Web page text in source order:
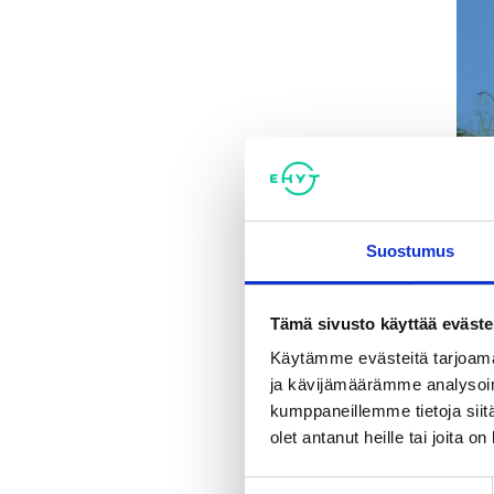
Suostumus
Tämä sivusto käyttää
Käytämme evästeitä
ja kävijämäärämme
kumppaneillemme tietoja
olet antanut heille tai joita